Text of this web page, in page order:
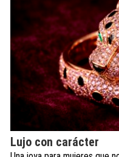
Lujo con carácter